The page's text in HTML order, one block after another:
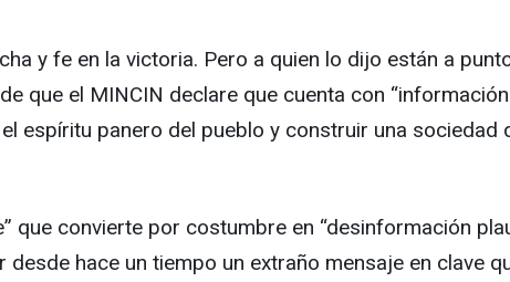
y fe en la victoria. Pero a quien lo dijo están a
que el MINCIN declare que cuenta con
espíritu panero del pueblo y construir una sociedad
que convierte por costumbre en “desinformación
hace un tiempo un extraño mensaje en clave